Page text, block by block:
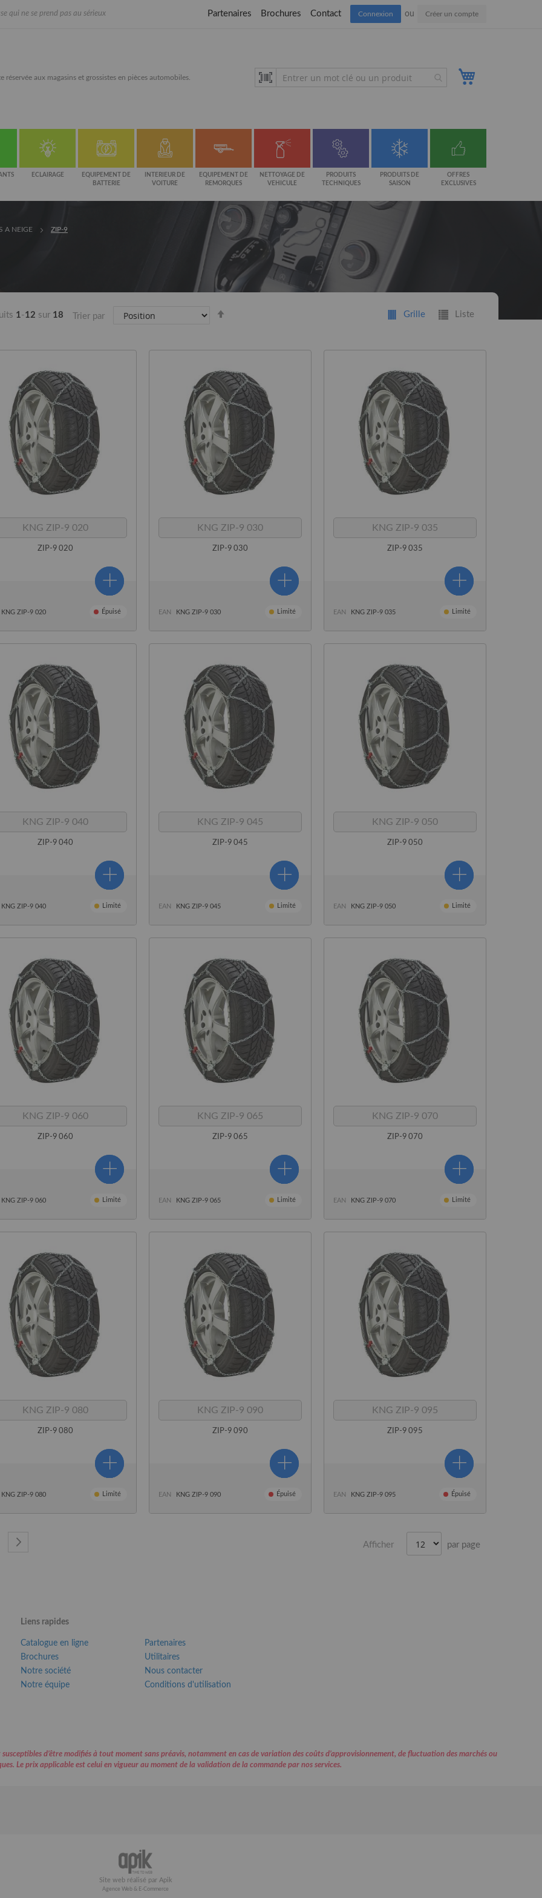
qui ne se prend pas au sérieux Partenaires Brochures Contact Connexion Créer un compte
réservée aux magasins et grossistes en pièces automobiles.
ECLAIRAGE
EQUIPEMENT DE
BATTERIE
INTERIEUR DE
VOITURE
EQUIPEMENT DE
REMORQUES
NETTOYAGE DE
VEHICULE
PRODUITS
TECHNIQUES
PRODUITS DE
SAISON
OFFRES
EXCLUSIVES
A NEIGE ZIP-9
Grille Liste
1-12 sur 18 Trier par
décroissant
KNG ZIP-9 020
ZIP-9 020
KNG ZIP-9 020 Épuisé
KNG ZIP-9 030
ZIP-9 030
EAN KNG ZIP-9 030 Limité
KNG ZIP-9 035
ZIP-9 035
EAN KNG ZIP-9 035 Limité
KNG ZIP-9 040
ZIP-9 040
KNG ZIP-9 040 Limité
KNG ZIP-9 045
ZIP-9 045
EAN KNG ZIP-9 045 Limité
KNG ZIP-9 050
ZIP-9 050
EAN KNG ZIP-9 050 Limité
KNG ZIP-9 060
ZIP-9 060
KNG ZIP-9 060 Limité
KNG ZIP-9 065
ZIP-9 065
EAN KNG ZIP-9 065 Limité
KNG ZIP-9 070
ZIP-9 070
EAN KNG ZIP-9 070 Limité
KNG ZIP-9 080
ZIP-9 080
KNG ZIP-9 080 Limité
KNG ZIP-9 090
ZIP-9 090
EAN KNG ZIP-9 090 Épuisé
KNG ZIP-9 095
ZIP-9 095
EAN KNG ZIP-9 095 Épuisé
actuellement la page Afficher par page
Liens rapides
Catalogue en ligne
Brochures
Notre société
Notre équipe
Partenaires
Utilitaires
Nous contacter
Conditions d'utilisation
d’être modifiés à tout moment sans préavis, notamment en cas de variation des coûts d’approvisionnement, de fluctuation des marchés ou
Le prix applicable est celui en vigueur au moment de la validation de la commande par nos services.
Site web réalisé par Apik
Agence Web & E-Commerce